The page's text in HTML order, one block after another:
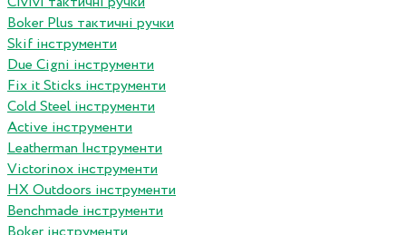
Boker Plus тактичні ручки
Skif інструменти
Due Cigni інструменти
Fix it Sticks інструменти
Сold Steel інструменти
Active інструменти
Leatherman Інструменти
Victorinox інструменти
HX Outdoors інструменти
Benchmade інструменти